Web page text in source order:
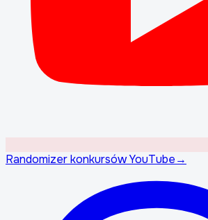
Randomizer konkursów YouTube→